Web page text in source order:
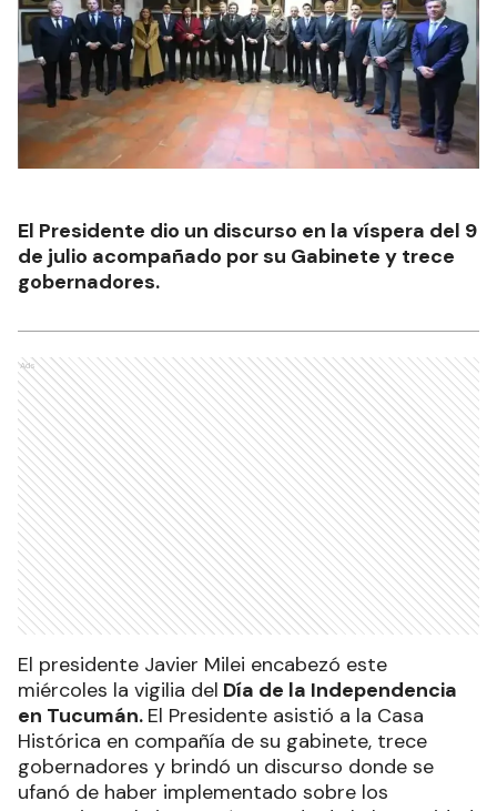
El Presidente dio un discurso en la víspera del 9
de julio acompañado por su Gabinete y trece
gobernadores.
Ads
El presidente Javier Milei encabezó este
miércoles la vigilia del Día de la Independencia
en Tucumán. El Presidente asistió a la Casa
Histórica en compañía de su gabinete, trece
gobernadores y brindó un discurso donde se
ufanó de haber implementado sobre los